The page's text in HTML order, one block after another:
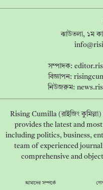
ঝাউতলা, ১ম
সম্পাদক:
বিজ্ঞাপন:
নিউজরুম:
Rising Cumilla (রাইজিং
provides the latest and
including politics, business,
team of experienced
comprehensive and
আমাদের সম্পর্কে